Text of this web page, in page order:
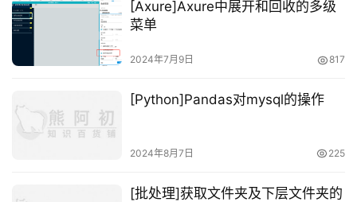
[Axure]Axure中展开和回收的多级
菜单
2024年7月9日 817
[Python]Pandas对mysql的操作
2024年8月7日 225
[批处理]获取文件夹及下层文件夹的